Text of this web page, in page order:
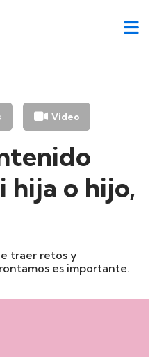
Video
hija o hijo,
traer retos y
es importante.